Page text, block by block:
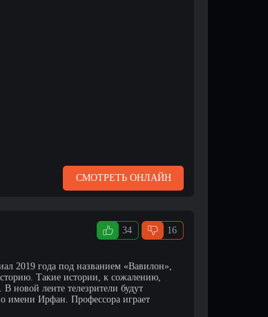
СМОТРЕТЬ ОНЛАЙН
34 16
2019 года под названием «Вавилон»,
Такие истории, к сожалению,
новой ленте телезрители будут
имени Ирфан. Профессора играет